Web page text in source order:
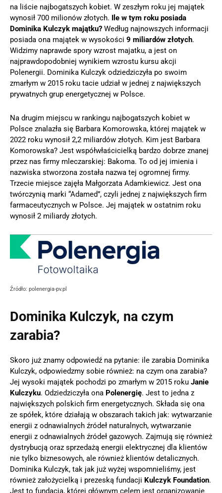
na liście najbogatszych kobiet. W zeszłym roku jej majątek
wynosił 700 milionów złotych. Ile w tym roku posiada
Dominika Kulczyk majątku? Według najnowszych informacji
posiada ona majątek w wysokości 9 miliardów złotych.
Widzimy naprawde spory wzrost majatku, a jest on
najprawdopodobniej wynikiem wzrostu kursu akcji
Polenergii. Dominika Kulczyk odziedziczyła po swoim
zmarłym w 2015 roku tacie udział w jednej z największych
prywatnych grup energetycznej w Polsce.
Na drugim miejscu w rankingu najbogatszych kobiet w
Polsce znalazła się Barbara Komorowska, której majątek w
2022 roku wynosił 2,2 miliardów złotych. Kim jest Barbara
Komorowska? Jest współwłaścicielką bardzo dobrze znanej
przez nas firmy mleczarskiej: Bakoma. To od jej imienia i
nazwiska stworzona została nazwa tej ogromnej firmy.
Trzecie miejsce zajęła Małgorzata Adamkiewicz. Jest ona
twórczynią marki “Adamed”, czyli jednej z największych firm
farmaceutycznych w Polsce. Jej majątek w ostatnim roku
wynosił 2 miliardy złotych.
Źródło: polenergia-pv.pl
Dominika Kulczyk, na czym
zarabia?
Skoro już znamy odpowiedź na pytanie: ile zarabia Dominika
Kulczyk, odpowiedzmy sobie również: na czym ona zarabia?
Jej wysoki majątek pochodzi po zmarłym w 2015 roku Janie
Kulczyku. Odziedziczyła ona Polenergię. Jest to jedna z
największych polskich firm energetycznych. Składa się ona
ze spółek, które działają w obszarach takich jak: wytwarzanie
energii z odnawialnych źródeł naturalnych, wytwarzanie
energii z odnawialnych źródeł gazowych. Zajmują się również
dystrybucją oraz sprzedażą energii elektrycznej dla klientów
nie tylko biznesowych, ale również klientów detalicznych.
Dominika Kulczyk, tak jak już wyżej wspomnieliśmy, jest
również założycielką i prezeską fundacji Kulczyk Foundation.
Jest to fundacja, której głównym celem jest organizowanie